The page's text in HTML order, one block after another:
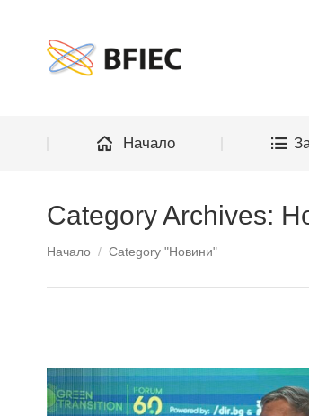
Начало
Category Archives:
You are here:
Начало Category "Новини"